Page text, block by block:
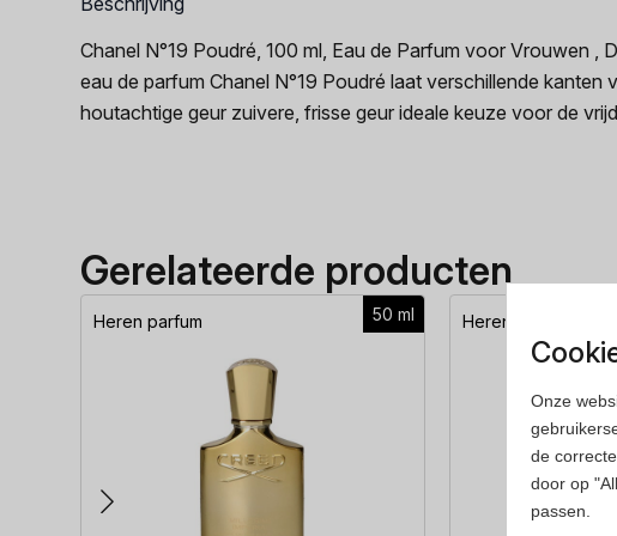
Chanel N°19 Poudré, 100 ml, Eau de Parfum voor Vrouwen
eau de parfum Chanel N°19 Poudré laat verschillende
houtachtige geur zuivere, frisse geur ideale keuze voor de
Gerelateerde producten
50 ml
Heren parfum Heren parfum
Onze
de
door op
passen.